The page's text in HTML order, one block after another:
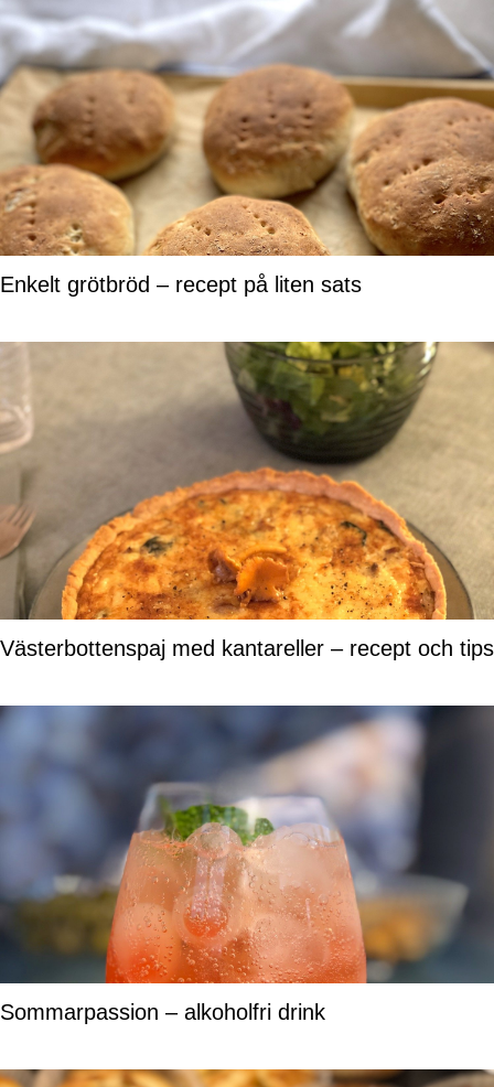
Enkelt grötbröd – recept på liten sats
Västerbottenspaj med kantareller – recept och tips
Sommarpassion – alkoholfri drink